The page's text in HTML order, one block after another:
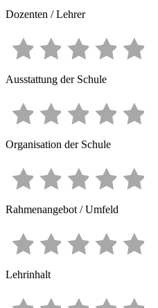
Dozenten / Lehrer
Ausstattung der Schule
Organisation der Schule
Rahmenangebot / Umfeld
Lehrinhalt